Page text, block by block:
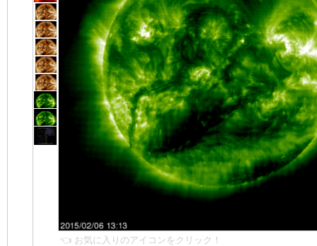
👈 お気に入りのアイコンをクリック！